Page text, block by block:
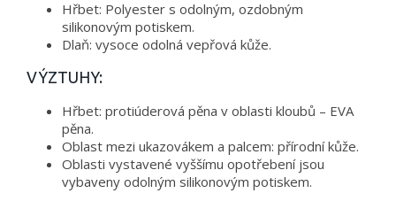
Hřbet: Polyester s odolným, ozdobným
silikonovým potiskem.
Dlaň: vysoce odolná vepřová kůže.
VÝZTUHY:
Hřbet: protiúderová pěna v oblasti kloubů – EVA
pěna.
Oblast mezi ukazovákem a palcem: přírodní kůže.
Oblasti vystavené vyššímu opotřebení jsou
vybaveny odolným silikonovým potiskem.